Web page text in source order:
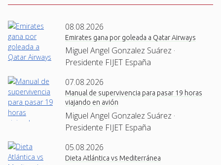
08.08.2026
Emirates gana por goleada a Qatar Airways
Miguel Angel Gonzalez Suárez ·
Presidente FIJET España
07.08.2026
Manual de supervivencia para pasar 19 horas
viajando en avión
Miguel Angel Gonzalez Suárez ·
Presidente FIJET España
05.08.2026
Dieta Atlántica vs Mediterránea